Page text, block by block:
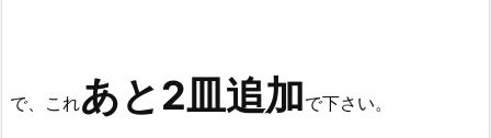
で、これあと2皿追加で下さい。